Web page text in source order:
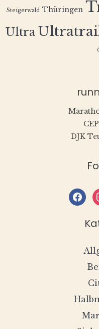
Steigerwald Thüringen
Ultra
DJK